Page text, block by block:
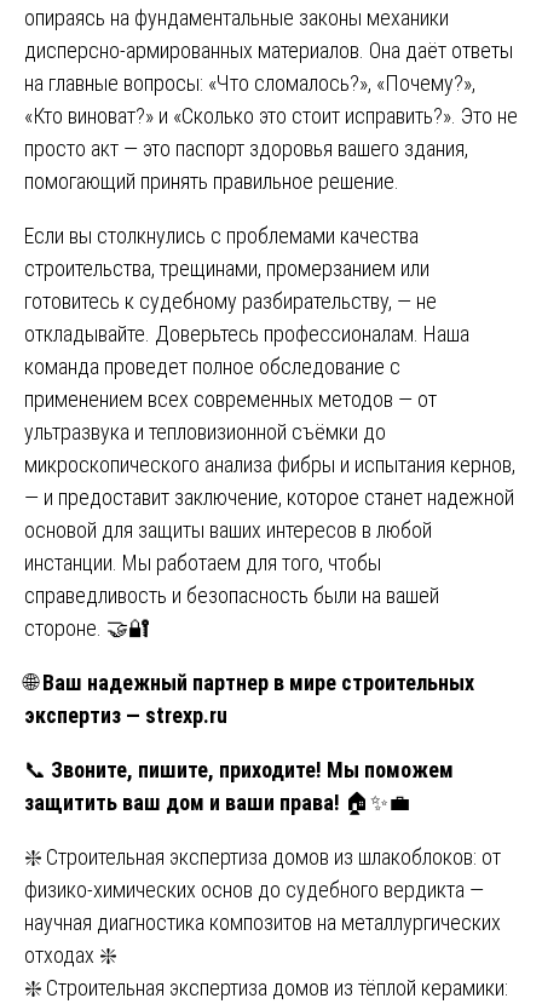
опираясь на фундаментальные законы механики
дисперсно-армированных материалов. Она даёт ответы
на главные вопросы: «Что сломалось?», «Почему?»,
«Кто виноват?» и «Сколько это стоит исправить?». Это не
просто акт — это паспорт здоровья вашего здания,
помогающий принять правильное решение.
Если вы столкнулись с проблемами качества
строительства, трещинами, промерзанием или
готовитесь к судебному разбирательству, — не
откладывайте. Доверьтесь профессионалам. Наша
команда проведет полное обследование с
применением всех современных методов — от
ультразвука и тепловизионной съёмки до
микроскопического анализа фибры и испытания кернов,
— и предоставит заключение, которое станет надежной
основой для защиты ваших интересов в любой
инстанции. Мы работаем для того, чтобы
справедливость и безопасность были на вашей
стороне. 🤝🔐
🌐Ваш надежный партнер в мире строительных
экспертиз — strexp.ru
📞 Звоните, пишите, приходите! Мы поможем
защитить ваш дом и ваши права! 🏠✨💼
Навигация
по
записям
❇️ Строительная экспертиза домов из шлакоблоков: от
физико-химических основ до судебного вердикта —
научная диагностика композитов на металлургических
отходах ❇️
❇️ Строительная экспертиза домов из тёплой керамики: